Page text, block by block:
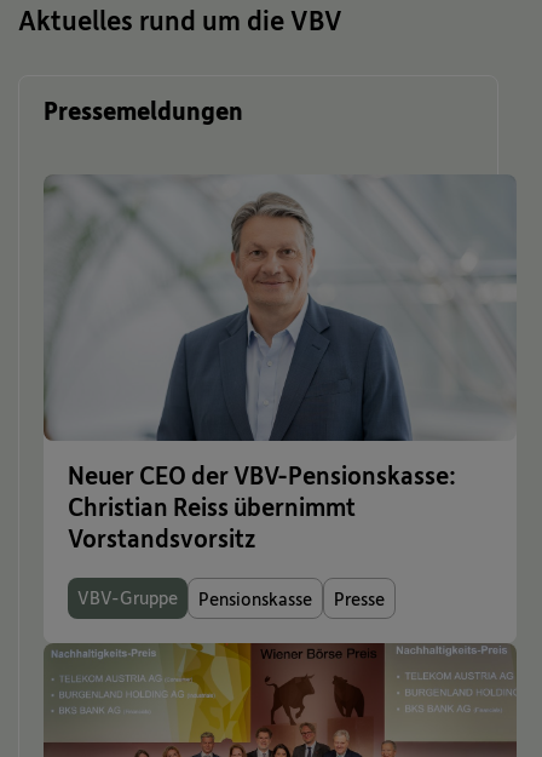
Aktuelles rund um die VBV
Pressemeldungen
Neuer CEO der VBV-Pensionskasse:
Christian Reiss übernimmt
Vorstandsvorsitz
VBV-Gruppe Pensionskasse Presse